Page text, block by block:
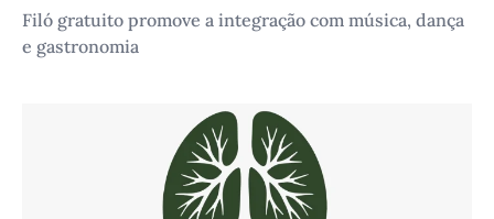
Filó gratuito promove a integração com música, dança
e gastronomia